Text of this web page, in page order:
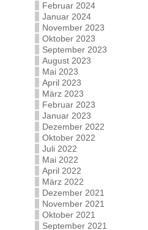
Februar 2024
Januar 2024
November 2023
Oktober 2023
September 2023
August 2023
Mai 2023
April 2023
März 2023
Februar 2023
Januar 2023
Dezember 2022
Oktober 2022
Juli 2022
Mai 2022
April 2022
März 2022
Dezember 2021
November 2021
Oktober 2021
September 2021